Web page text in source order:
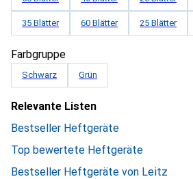
35 Blätter 60 Blätter 25 Blätter
Farbgruppe
Schwarz Grün
Relevante Listen
Bestseller Heftgeräte
Top bewertete Heftgeräte
Bestseller Heftgeräte von Leitz